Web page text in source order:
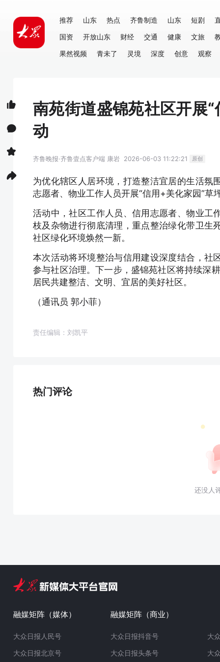
推荐 山东 热点 齐鲁制造 山东 短剧
国资
开放山东 财经 交通 健康 文旅
果然视频
青未了 灵境 深度 创意 观察
南苑街道盛锦苑社区开展
动
齐鲁晚报·齐鲁壹点客户端 康岩 2026-06-03 11:22:21 原创
为优化辖区人居环境，打造整洁宜居的生活氛
志愿者、物业工作人员开展“信用+美化家园”草
活动中，社区工作人员、信用志愿者、物业工
枝及杂物进行彻底清理，重点整治绿化带卫生
社区绿化环境焕然一新。
本次活动将环境整治与信用建设深度结合，社
参与社区治理。下一步，盛锦苑社区将持续深
居民共建整洁、文明、宜居的美好社区。
（通讯员 郭小菲）
责任编辑：刘凯平
热门评论
还没人
融媒矩阵（媒体）
大众日报人民号
大众日报北京号
融媒矩阵（商业）
大众日报抖音号
大众日报头条号
大
大